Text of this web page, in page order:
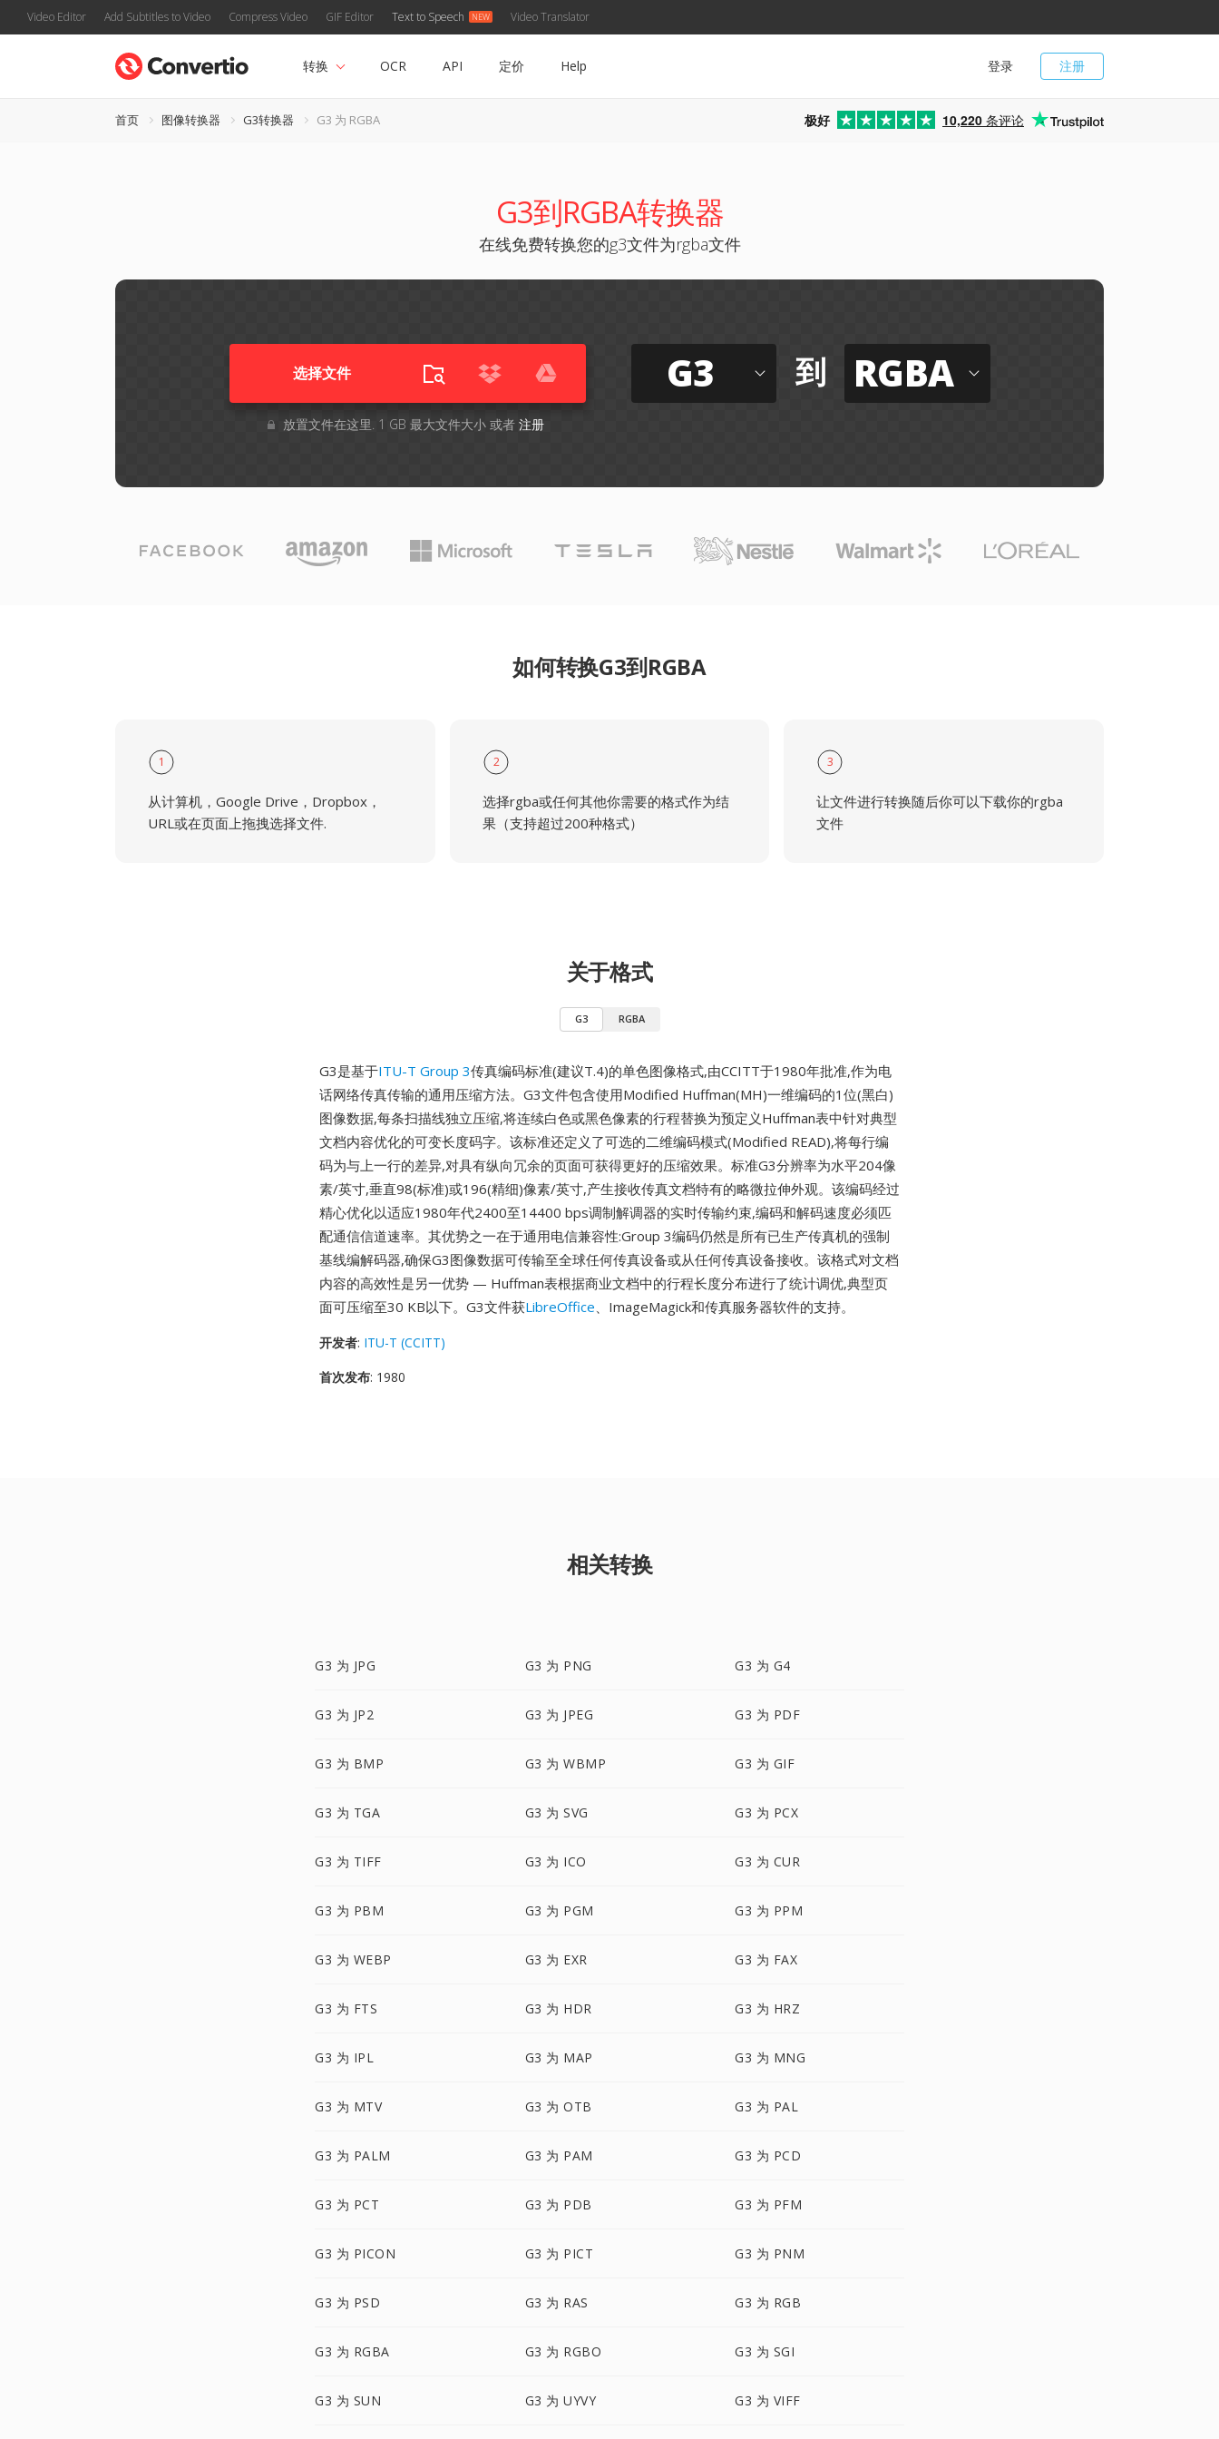
Video Editor Add Subtitles to Video Compress Video GIF Editor Text to Speech Video Translator
注册
登录
转换 OCR API 定价 Help
首页 图像转换器 G3转换器 G3 为 RGBA 极好 10,220 条评论
G3到RGBA转换器
在线免费转换您的g3文件为rgba文件
选择文件
放置文件在这里. 1 GB 最大文件大小 或者 注册
G3 到 RGBA
如何转换G3到RGBA
1
从计算机，Google Drive，Dropbox，
URL或在页面上拖拽选择文件.
2
选择rgba或任何其他你需要的格式作为结
果（支持超过200种格式）
3
让文件进行转换随后你可以下载你的rgba
文件
关于格式
G3 RGBA
G3是基于ITU-T Group 3传真编码标准(建议T.4)的单色图像格式,由CCITT于1980年批准,作为电
话网络传真传输的通用压缩方法。G3文件包含使用Modified Huffman(MH)一维编码的1位(黑白)
图像数据,每条扫描线独立压缩,将连续白色或黑色像素的行程替换为预定义Huffman表中针对典型
文档内容优化的可变长度码字。该标准还定义了可选的二维编码模式(Modified READ),将每行编
码为与上一行的差异,对具有纵向冗余的页面可获得更好的压缩效果。标准G3分辨率为水平204像
素/英寸,垂直98(标准)或196(精细)像素/英寸,产生接收传真文档特有的略微拉伸外观。该编码经过
精心优化以适应1980年代2400至14400 bps调制解调器的实时传输约束,编码和解码速度必须匹
配通信信道速率。其优势之一在于通用电信兼容性:Group 3编码仍然是所有已生产传真机的强制
基线编解码器,确保G3图像数据可传输至全球任何传真设备或从任何传真设备接收。该格式对文档
内容的高效性是另一优势 — Huffman表根据商业文档中的行程长度分布进行了统计调优,典型页
面可压缩至30 KB以下。G3文件获LibreOffice、ImageMagick和传真服务器软件的支持。
开发者: ITU-T (CCITT)
首次发布: 1980
相关转换
G3 为 JPG G3 为 PNG G3 为 G4
G3 为 JP2 G3 为 JPEG G3 为 PDF
G3 为 BMP G3 为 WBMP G3 为 GIF
G3 为 TGA G3 为 SVG G3 为 PCX
G3 为 TIFF G3 为 ICO G3 为 CUR
G3 为 PBM G3 为 PGM G3 为 PPM
G3 为 WEBP G3 为 EXR G3 为 FAX
G3 为 FTS G3 为 HDR G3 为 HRZ
G3 为 IPL G3 为 MAP G3 为 MNG
G3 为 MTV G3 为 OTB G3 为 PAL
G3 为 PALM G3 为 PAM G3 为 PCD
G3 为 PCT G3 为 PDB G3 为 PFM
G3 为 PICON G3 为 PICT G3 为 PNM
G3 为 PSD G3 为 RAS G3 为 RGB
G3 为 RGBA G3 为 RGBO G3 为 SGI
G3 为 SUN G3 为 UYVY G3 为 VIFF